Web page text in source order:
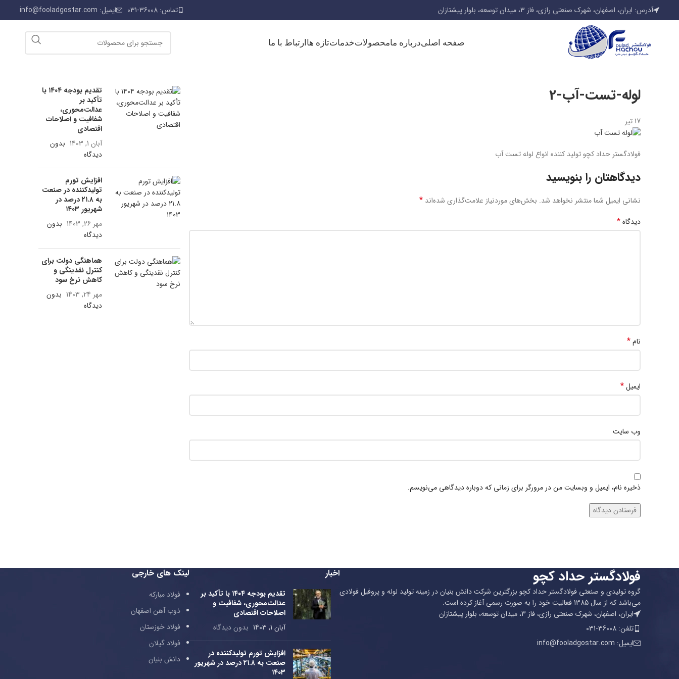
آدرس: ایران، اصفهان، شهرک صنعتی رازی، فاز 3، میدان توسعه، بلوار پیشتازان تماس: 36008-031 ایمیل: info@fooladgostar.com
صفحه اصلیدرباره مامحصولاتخدماتتازه ها ارتباط با ما
لوله-تست-آب-2
17تیر
فولادگستر حداد کچو تولید کننده انواع لوله تست آب
دیدگاهتان را بنویسید
نشانی ایمیل شما منتشر نخواهد شد. بخش‌های موردنیاز علامت‌گذاری شده‌اند *
دیدگاه*
نام*
ایمیل*
وب‌ سایت
ذخیره نام، ایمیل و وبسایت من در مرورگر برای زمانی که دوباره دیدگاهی می‌نویسم.
تقدیم بودجه ۱۴۰۴ با
تأکید بر
عدالت‌محوری،
شفافیت و اصلاحات
اقتصادی
آبان 1, 1403
بدون
دیدگاه
افزایش تورم
تولیدکننده در صنعت
به ۲۱.۸ درصد در
شهریور ۱۴۰۳
مهر 26, 1403
بدون
دیدگاه
هماهنگی دولت برای
کنترل نقدینگی و
کاهش نرخ سود
مهر 24, 1403
بدون
دیدگاه
فولادگستر حداد کچو
گروه تولیدی و صنعتی فولادگستر حداد کچو بزرگترین شرکت دانش بنیان در زمینه تولید لوله و پروفیل فولادی
می‌باشد که از سال 1385 فعالیت خود را به صورت رسمی آغاز کرده است.
ایران، اصفهان، شهرک صنعتی رازی، فاز 3، میدان توسعه، بلوار پیشتازان
تلفن: 36008-031
ایمیل: info@fooladgostar.com
اخبار
تقدیم بودجه ۱۴۰۴ با تأکید بر
عدالت‌محوری، شفافیت و
اصلاحات اقتصادی
آبان 1, 1403
بدون دیدگاه
افزایش تورم تولیدکننده در
صنعت به ۲۱.۸ درصد در شهریور
۱۴۰۳
لینک های خارجی
فولاد مبارکه
ذوب آهن اصفهان
فولاد خوزستان
فولاد گیلان
دانش بنیان